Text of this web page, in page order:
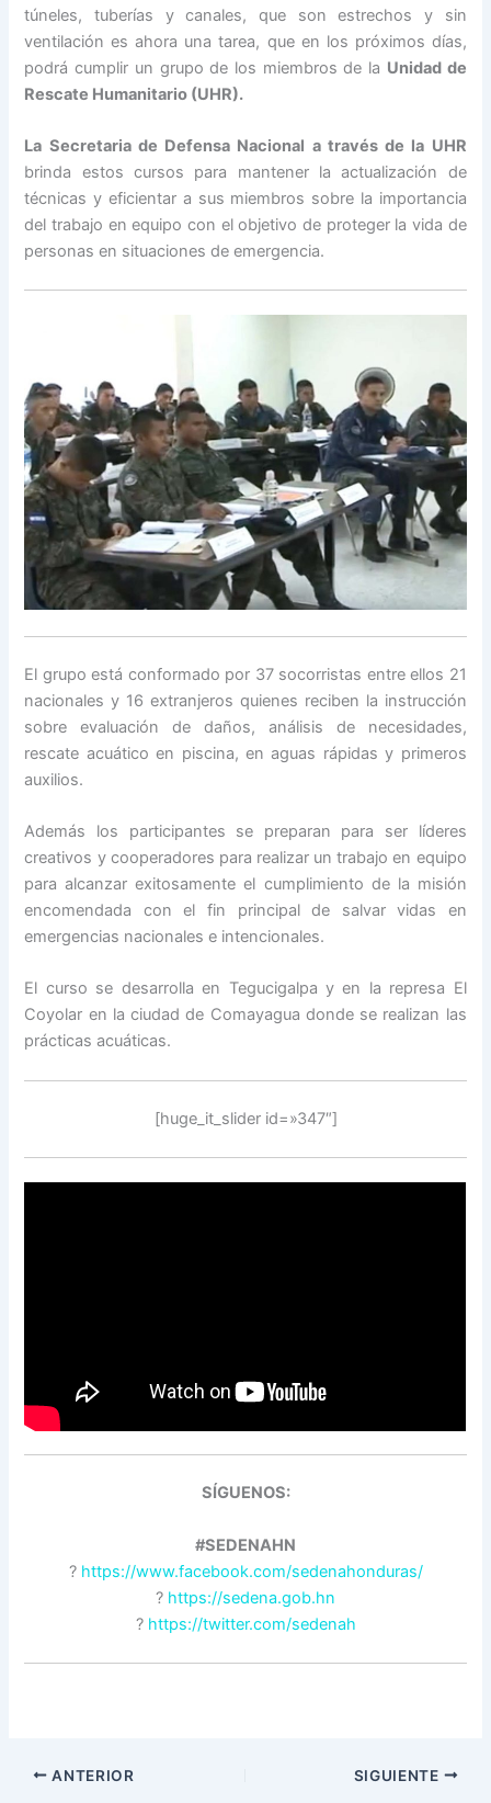
túneles, tuberías y canales, que son estrechos y sin
ventilación es ahora una tarea, que en los próximos días,
podrá cumplir un grupo de los miembros de la Unidad de
Rescate Humanitario (UHR).
La Secretaria de Defensa Nacional a través de la UHR
brinda estos cursos para mantener la actualización de
técnicas y eficientar a sus miembros sobre la importancia
del trabajo en equipo con el objetivo de proteger la vida de
personas en situaciones de emergencia.
El grupo está conformado por 37 socorristas entre ellos 21
nacionales y 16 extranjeros quienes reciben la instrucción
sobre evaluación de daños, análisis de necesidades,
rescate acuático en piscina, en aguas rápidas y primeros
auxilios.
Además los participantes se preparan para ser líderes
creativos y cooperadores para realizar un trabajo en equipo
para alcanzar exitosamente el cumplimiento de la misión
encomendada con el fin principal de salvar vidas en
emergencias nacionales e intencionales.
El curso se desarrolla en Tegucigalpa y en la represa El
Coyolar en la ciudad de Comayagua donde se realizan las
prácticas acuáticas.
[huge_it_slider id=»347″]
SÍGUENOS:
#SEDENAHN
? https://www.facebook.com/sedenahonduras/
? https://sedena.gob.hn
? https://twitter.com/sedenah
ANTERIOR SIGUIENTE